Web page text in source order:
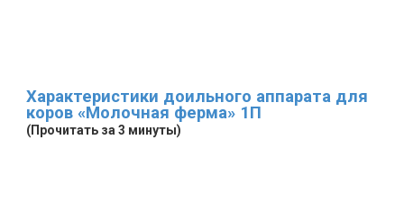
Характеристики доильного аппарата для
коров «Молочная ферма» 1П
(Прочитать за 3 минуты)